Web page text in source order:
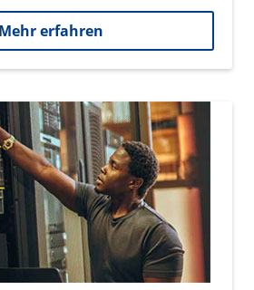
Mehr erfahren